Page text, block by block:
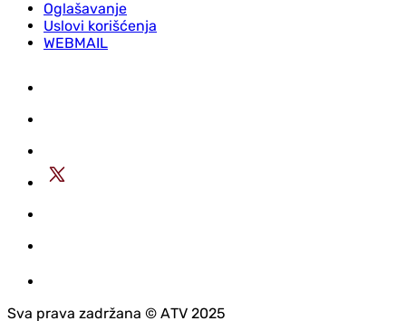
Oglašavanje
Uslovi korišćenja
WEBMAIL
Sva prava zadržana © АTV 2025